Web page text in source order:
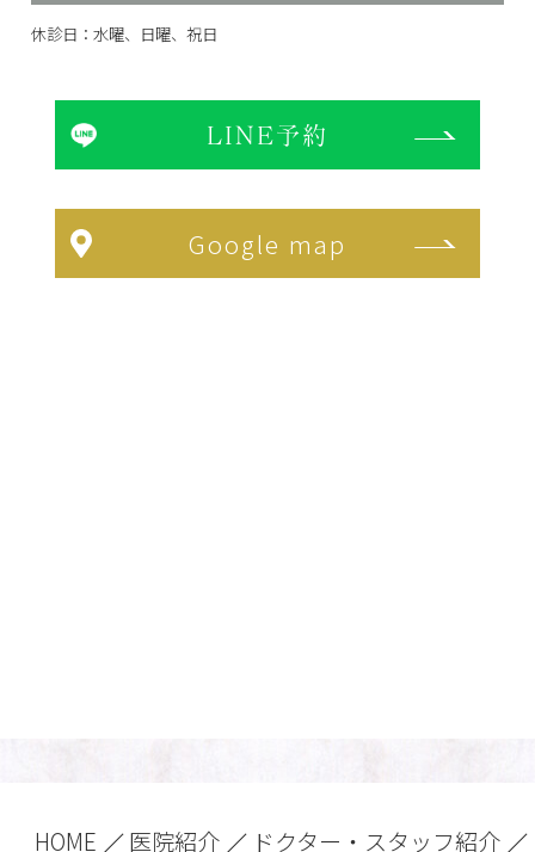
休診日：水曜、日曜、祝日
LINE予約
Google map
HOME 医院紹介 ドクター・スタッフ紹介